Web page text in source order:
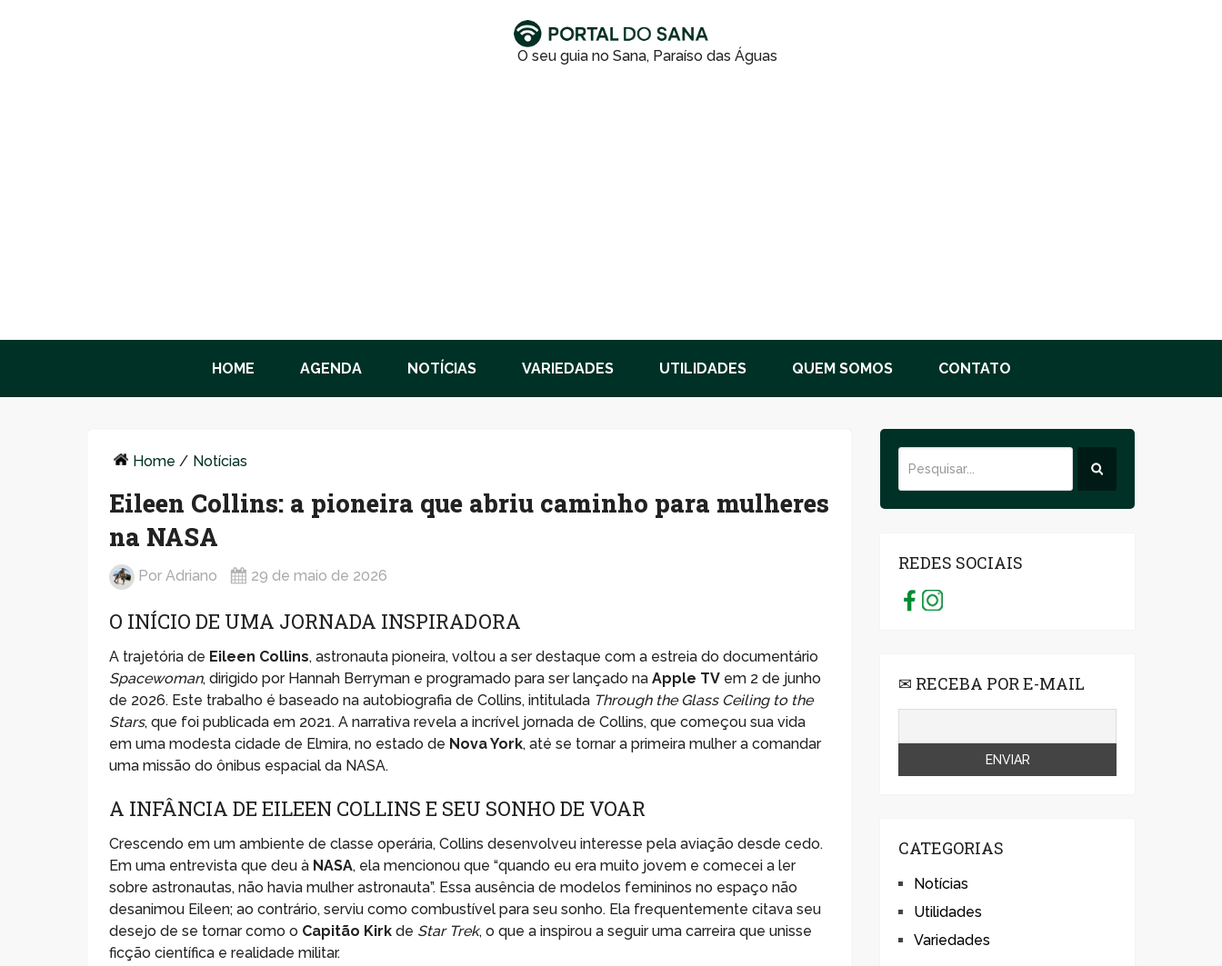
HOME AGENDA NOTÍCIAS VARIEDADES UTILIDADES QUEM SOMOS CONTATO
Home / Notícias
Eileen Collins: a pioneira que abriu caminho para mulheres
na NASA
PorAdriano 29 de maio de 2026
O INÍCIO DE UMA JORNADA INSPIRADORA
A trajetória de Eileen Collins, astronauta pioneira, voltou a ser destaque com a estreia do documentário
Spacewoman, dirigido por Hannah Berryman e programado para ser lançado naApple TV em 2 de junho
de 2026. Este trabalho é baseado na autobiografia de Collins, intitulada Through the Glass Ceiling to the
Stars, que foi publicada em 2021. A narrativa revela a incrível jornada de Collins, que começou sua vida
em uma modesta cidade de Elmira, no estado de Nova York, até se tornar a primeira mulher a comandar
uma missão do ônibus espacial da NASA.
A INFÂNCIA DE EILEEN COLLINS E SEU SONHO DE VOAR
Crescendo em um ambiente de classe operária, Collins desenvolveu interesse pela aviação desde cedo.
Em uma entrevista que deu à NASA, ela mencionou que “quando eu era muito jovem e comecei a ler
sobre astronautas, não havia mulher astronauta”. Essa ausência de modelos femininos no espaço não
desanimou Eileen; ao contrário, serviu como combustível para seu sonho. Ela frequentemente citava seu
desejo de se tornar como o Capitão Kirk de Star Trek, o que a inspirou a seguir uma carreira que unisse
ficção científica e realidade militar.
REDES SOCIAIS
✉ RECEBA POR E-MAIL
CATEGORIAS
Notícias
Utilidades
Variedades